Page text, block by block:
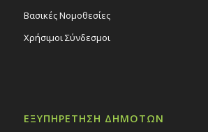
Βασικές Νομοθεσίες
Χρήσιμοι Σύνδεσμοι
ΕΞΥΠΗΡΕΤΗΣΗ ΔΗΜΟΤΩΝ